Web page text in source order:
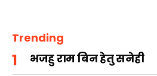
Trending
भजहु राम बिन हेतु सनेही